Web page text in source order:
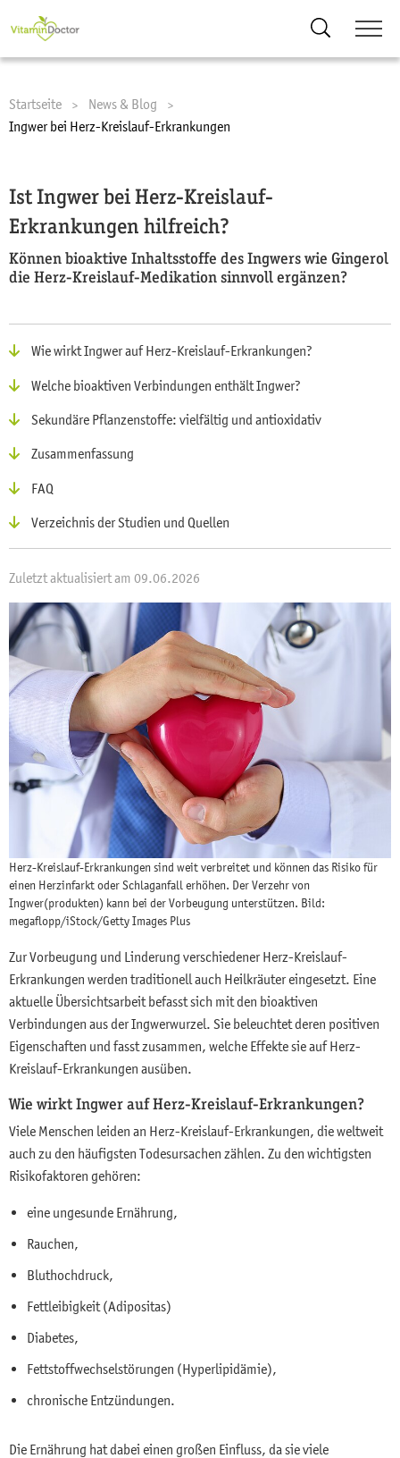
Startseite
News & Blog
Current:
Ingwer bei Herz-Kreislauf-Erkrankungen
Ist Ingwer bei Herz-Kreislauf-
Erkrankungen hilfreich?
Können bioaktive Inhaltsstoffe des Ingwers wie Gingerol
die Herz-Kreislauf-Medikation sinnvoll ergänzen?
Wie wirkt Ingwer auf Herz-Kreislauf-Erkrankungen?
Welche bioaktiven Verbindungen enthält Ingwer?
Sekundäre Pflanzenstoffe: vielfältig und antioxidativ
Zusammenfassung
FAQ
Verzeichnis der Studien und Quellen
Zuletzt aktualisiert am 09.06.2026
Herz-Kreislauf-Erkrankungen sind weit verbreitet und können das Risiko für
einen Herzinfarkt oder Schlaganfall erhöhen. Der Verzehr von
Ingwer(produkten) kann bei der Vorbeugung unterstützen. Bild:
megaflopp/iStock/Getty Images Plus
Zur Vorbeugung und Linderung verschiedener Herz-Kreislauf-
Erkrankungen werden traditionell auch Heilkräuter eingesetzt. Eine
aktuelle Übersichtsarbeit befasst sich mit den bioaktiven
Verbindungen aus der Ingwerwurzel. Sie beleuchtet deren positiven
Eigenschaften und fasst zusammen, welche Effekte sie auf Herz-
Kreislauf-Erkrankungen ausüben.
Wie wirkt Ingwer auf Herz-Kreislauf-Erkrankungen?
Viele Menschen leiden an Herz-Kreislauf-Erkrankungen, die weltweit
auch zu den häufigsten Todesursachen zählen. Zu den wichtigsten
Risikofaktoren gehören:
eine ungesunde Ernährung,
Rauchen,
Bluthochdruck,
Fettleibigkeit (Adipositas)
Diabetes,
Fettstoffwechselstörungen (Hyperlipidämie),
chronische Entzündungen.
Die Ernährung hat dabei einen großen Einfluss, da sie viele